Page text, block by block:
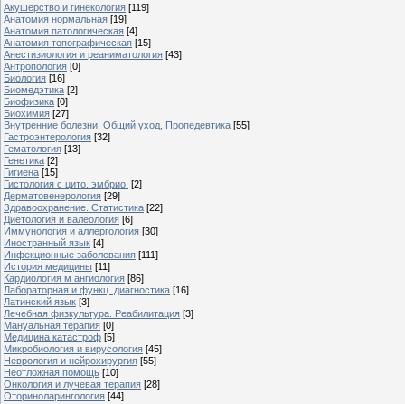
Акушерство и гинекология [119]
Анатомия нормальная [19]
Анатомия патологическая [4]
Анатомия топографическая [15]
Анестизиология и реаниматология [43]
Антропология [0]
Биология [16]
Биомедэтика [2]
Биофизика [0]
Биохимия [27]
Внутренние болезни, Общий уход, Пропедевтика [55]
Гастроэнтерология [32]
Гематология [13]
Генетика [2]
Гигиена [15]
Гистология с цито. эмбрио. [2]
Дерматовенерология [29]
Здравоохранение. Статистика [22]
Диетология и валеология [6]
Иммунология и аллергология [30]
Иностранный язык [4]
Инфекционные заболевания [111]
История медицины [11]
Кардиология м ангиология [86]
Лабораторная и функц. диагностика [16]
Латинский язык [3]
Лечебная физкультура. Реабилитация [3]
Мануальная терапия [0]
Медицина катастроф [5]
Микробиология и вирусология [45]
Неврология и нейрохирургия [55]
Неотложная помощь [10]
Онкология и лучевая терапия [28]
Оториноларингология [44]